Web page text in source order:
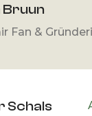
Bruun
Fan &
Schals